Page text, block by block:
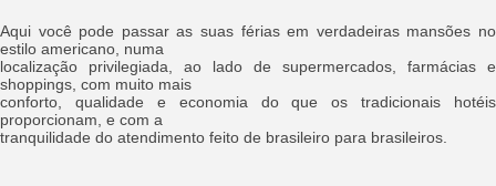
Aqui você pode passar as suas férias em verdadeiras mansões no
estilo americano, numa
localização privilegiada, ao lado de supermercados, farmácias e
shoppings, com muito mais
conforto, qualidade e economia do que os tradicionais hotéis
proporcionam, e com a
tranquilidade do atendimento feito de brasileiro para brasileiros.